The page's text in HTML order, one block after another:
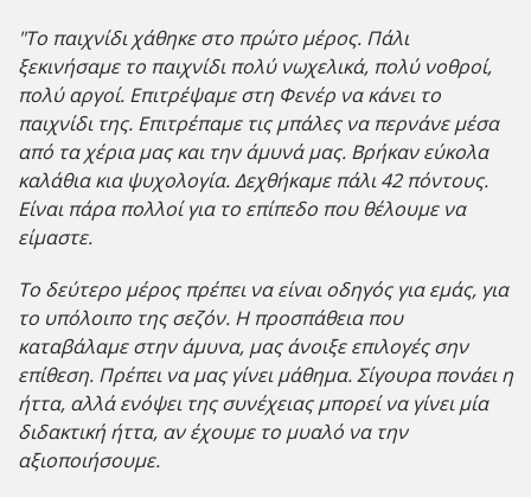
"Το παιχνίδι χάθηκε στο πρώτο μέρος. Πάλι
ξεκινήσαμε το παιχνίδι πολύ νωχελικά, πολύ νοθροί,
πολύ αργοί. Επιτρέψαμε στη Φενέρ να κάνει το
παιχνίδι της. Επιτρέπαμε τις μπάλες να περνάνε μέσα
από τα χέρια μας και την άμυνά μας. Βρήκαν εύκολα
καλάθια κια ψυχολογία. Δεχθήκαμε πάλι 42 πόντους.
Είναι πάρα πολλοί για το επίπεδο που θέλουμε να
είμαστε.
Το δεύτερο μέρος πρέπει να είναι οδηγός για εμάς, για
το υπόλοιπο της σεζόν. Η προσπάθεια που
καταβάλαμε στην άμυνα, μας άνοιξε επιλογές σην
επίθεση. Πρέπει να μας γίνει μάθημα. Σίγουρα πονάει η
ήττα, αλλά ενόψει της συνέχειας μπορεί να γίνει μία
διδακτική ήττα, αν έχουμε το μυαλό να την
αξιοποιήσουμε.